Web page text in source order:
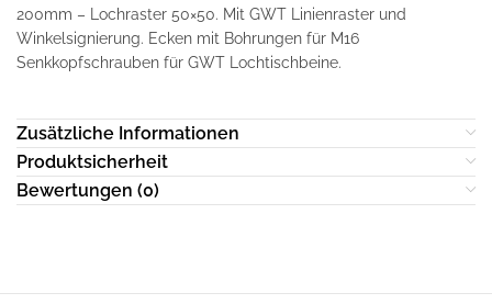
200mm – Lochraster 50×50. Mit GWT Linienraster und
Winkelsignierung. Ecken mit Bohrungen für M16
Senkkopfschrauben für GWT Lochtischbeine.
Zusätzliche Informationen
Produktsicherheit
Bewertungen (0)